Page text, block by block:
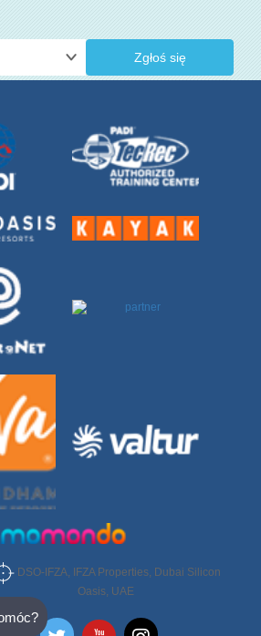
Zgłoś się
DSO-IFZA, IFZA Properties, Dubai Silicon
Oasis, UAE